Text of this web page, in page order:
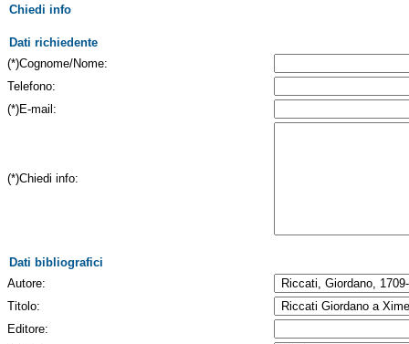
Chiedi info
Dati richiedente
(*)Cognome/Nome:
Telefono:
(*)E-mail:
(*)Chiedi info:
Dati bibliografici
Autore:
Titolo:
Editore: